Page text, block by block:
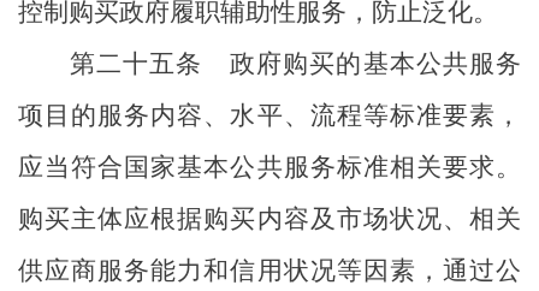
控制购买政府履职辅助性服务，防止泛化。
第二十五条
政府购买的基本公共服务
项目的服务内容、水平、流程等标准要素，
应当符合国家基本公共服务标准相关要求。
购买主体应根据购买内容及市场状况、相关
供应商服务能力和信用状况等因素，通过公